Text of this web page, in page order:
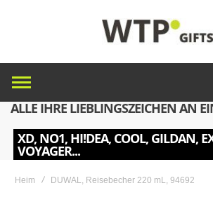
ALLE IHRE LIEBLINGSZEICHEN AN
XD, NO1, HI!DEA, COOL, GILDAN,
VOYAGER...
Heim DUWAL, Reisebecher 220 mL, 94692